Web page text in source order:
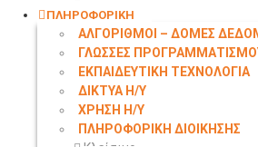
ΠΛΗΡΟΦΟΡΙΚΗ
ΑΛΓΟΡΙΘΜΟΙ – ΔΟΜΕΣ
ΓΛΩΣΣΕΣ
ΕΚΠΑΙΔΕΥΤΙΚΗ ΤΕΧΝΟΛΟΓΙΑ
ΔΙΚΤΥΑ Η/Υ
ΧΡΗΣΗ Η/Υ
ΠΛΗΡΟΦΟΡΙΚΗ ΔΙΟΙΚΗΣΗΣ